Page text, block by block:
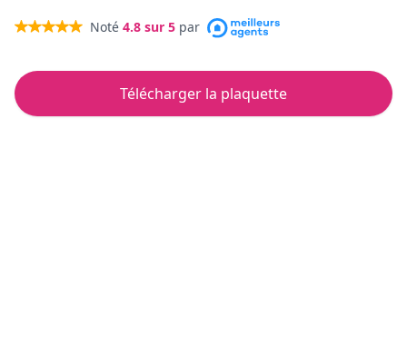
Noté 4.8 sur 5 par
Télécharger la plaquette